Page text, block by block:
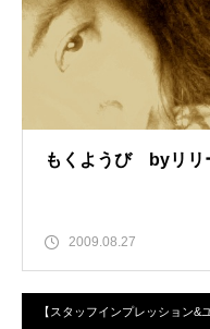
もくようび byリリ
2009.08.27
【スタッフインプレッション&